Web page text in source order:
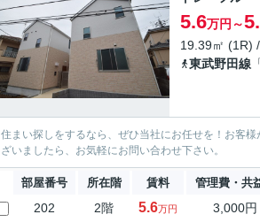
5.6万円～
19.39㎡ (1R)
東武野田線
住まい探しをするなら、ぜひ当社にお任せを！お客
ざいましたら、お気軽にお問い合わせ下さい。
部屋番号 所在階 賃料 管理費・共
202 2階 5.6万円 3,000円